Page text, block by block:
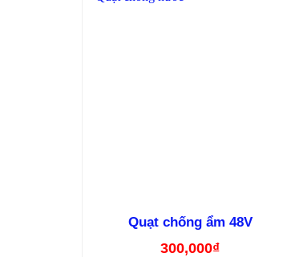
Quạt chống ẩm 48V
300,000₫